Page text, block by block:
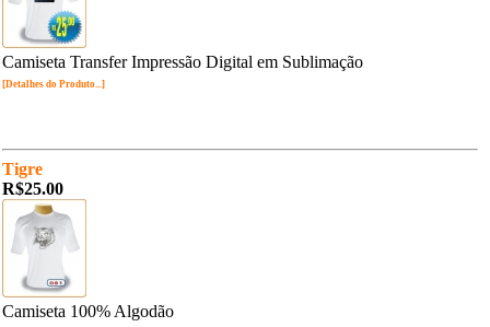
Camiseta Transfer Impressão Digital em Sublimação
[Detalhes do Produto...]
Tigre
R$25.00
Camiseta 100% Algodão